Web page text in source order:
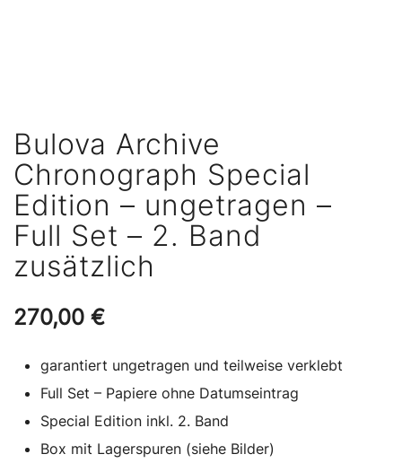
Bulova Archive
Chronograph Special
Edition – ungetragen –
Full Set – 2. Band
zusätzlich
270,00 €
garantiert ungetragen und teilweise verklebt
Full Set – Papiere ohne Datumseintrag
Special Edition inkl. 2. Band
Box mit Lagerspuren (siehe Bilder)